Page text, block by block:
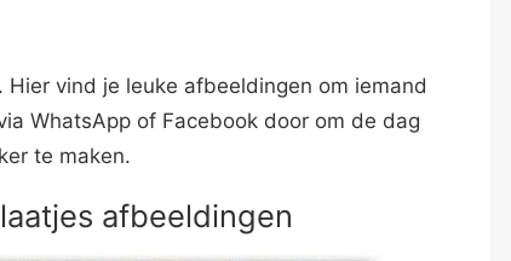
vind je leuke afbeeldingen om iemand
WhatsApp of Facebook door om de dag
te maken.
afbeeldingen